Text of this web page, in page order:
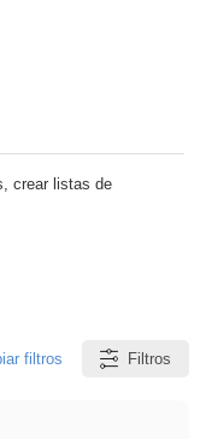
crear listas de
filtros Filtros